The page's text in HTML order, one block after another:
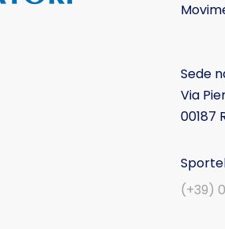
Sede
Via
00187
(+39)